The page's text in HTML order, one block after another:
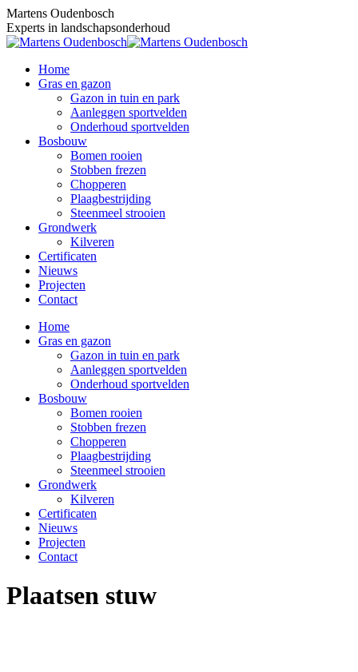
Skip
to
content
Martens Oudenbosch
Experts in landschapsonderhoud
Home
Gras en gazon
Gazon in tuin en park
Aanleggen sportvelden
Onderhoud sportvelden
Bosbouw
Bomen rooien
Stobben frezen
Chopperen
Plaagbestrijding
Steenmeel strooien
Grondwerk
Kilveren
Certificaten
Nieuws
Projecten
Contact
Home
Gras en gazon
Gazon in tuin en park
Aanleggen sportvelden
Onderhoud sportvelden
Bosbouw
Bomen rooien
Stobben frezen
Chopperen
Plaagbestrijding
Steenmeel strooien
Grondwerk
Kilveren
Certificaten
Nieuws
Projecten
Contact
Plaatsen stuw